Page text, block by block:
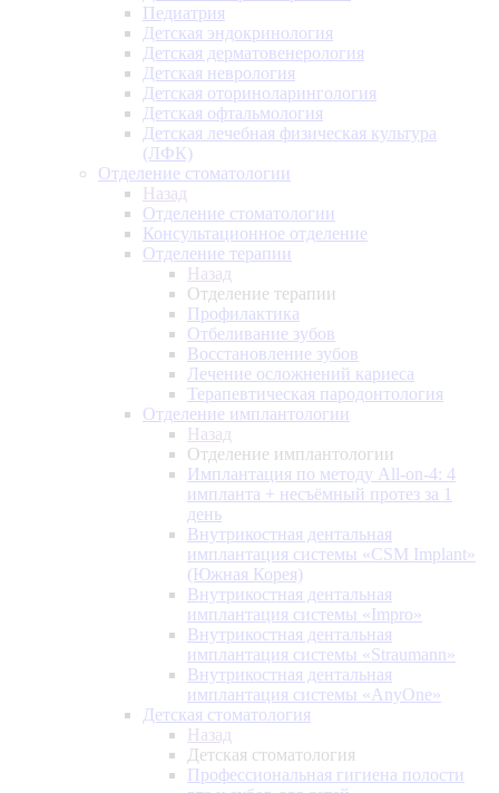
Педиатрия
Детская эндокринология
Детская дерматовенерология
Детская неврология
Детская оториноларингология
Детская офтальмология
Детская лечебная физическая культура
(ЛФК)
Отделение стоматологии
Назад
Отделение стоматологии
Консультационное отделение
Отделение терапии
Назад
Отделение терапии
Профилактика
Отбеливание зубов
Восстановление зубов
Лечение осложнений кариеса
Терапевтическая пародонтология
Отделение имплантологии
Назад
Отделение имплантологии
Имплантация по методу All-on-4: 4
импланта + несъёмный протез за 1
день
Внутрикостная дентальная
имплантация системы «CSM Implant»
(Южная Корея)
Внутрикостная дентальная
имплантация системы «Impro»
Внутрикостная дентальная
имплантация системы «Straumann»
Внутрикостная дентальная
имплантация системы «AnyOne»
Детская стоматология
Назад
Детская стоматология
Профессиональная гигиена полости